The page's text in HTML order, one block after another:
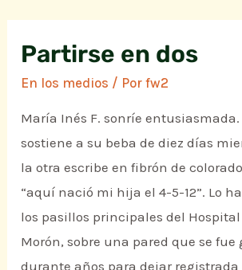
Partirse en dos
En los medios / Porfw2
María Inés F. sonríe
sostiene a su beba de diez días
la otra escribe en fibrón de
“aquí nació mi hija el 4-5-12”. Lo
los pasillos principales del
Morón, sobre una pared que se fue
durante años para dejar